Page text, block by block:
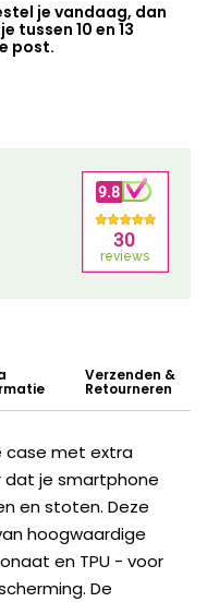
je vandaag, dan
tussen 10 en 13
post.
Verzenden &
Retourneren
case met extra
dat je smartphone
en stoten. Deze
hoogwaardige
en TPU - voor
De